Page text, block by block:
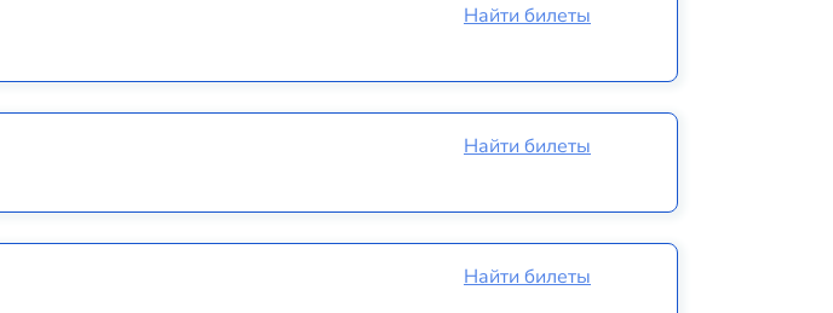
Найти билеты
Найти билеты
Найти билеты